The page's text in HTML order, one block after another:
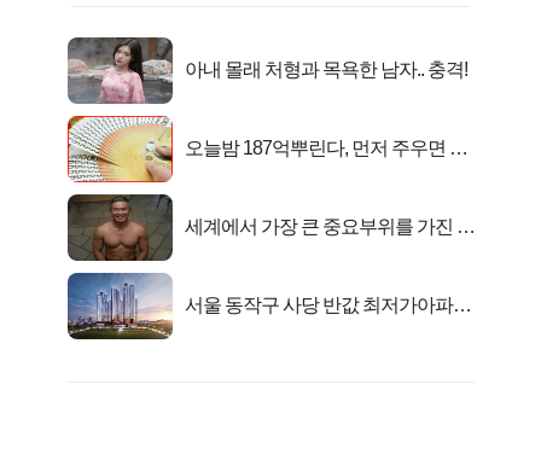
아내 몰래 처형과 목욕한 남자.. 충격!
오늘밤 187억뿌린다, 먼저 주우면 최
세계에서 가장 큰 중요부위를 가진 남
서울 동작구 사당 반값 최저가아파트